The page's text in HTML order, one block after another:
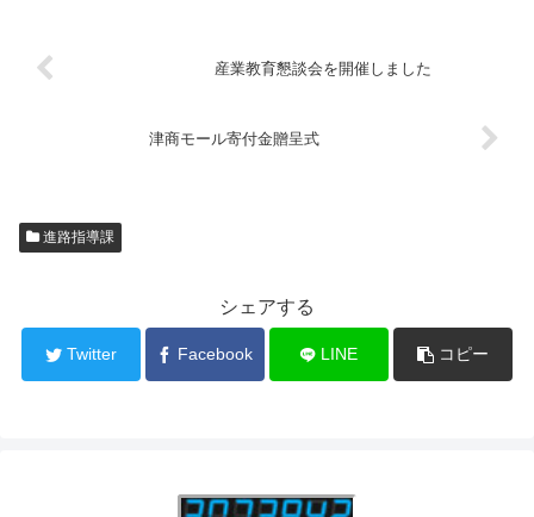
産業教育懇談会を開催しました
津商モール寄付金贈呈式
進路指導課
シェアする
Twitter Facebook LINE コピー